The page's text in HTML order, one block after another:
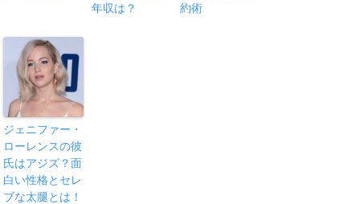
年収は？
約術
ジェニファー・
ローレンスの彼
氏はアジズ？面
白い性格とセレ
ブな太腿とは！